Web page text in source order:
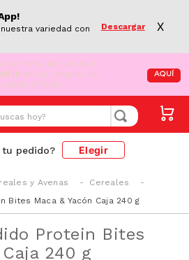
variedad con
Descargar X
Prime! Aprovecha el
en tus compras de
desde S/79.90
AQUÍ
hoy?
tu pedido? Elegir
y Avenas
Cereales
Bites Maca & Yacón Caja 240 g
Protein Bites
Caja 240 g